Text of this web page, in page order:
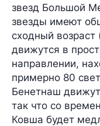
звезд Большой
звезды имеют
сходный
движутся в
направлении,
примерно 80
Бенетнаш
так что со
Ковша будет